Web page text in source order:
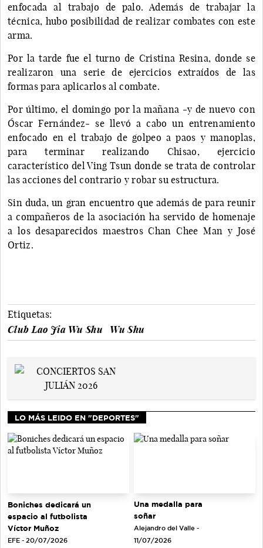
enfocada al trabajo de palo. Además de trabajar la
técnica, hubo posibilidad de realizar combates con este
arma.
Por la tarde fue el turno de Cristina Resina, donde se
realizaron una serie de ejercicios extraídos de las
formas para aplicarlos al combate.
Por último, el domingo por la mañana -y de nuevo con
Óscar Fernández- se llevó a cabo un entrenamiento
enfocado en el trabajo de golpeo a paos y manoplas,
para terminar realizando Chisao, ejercicio
característico del Ving Tsun donde se trata de controlar
las acciones del contrario y robar su estructura.
Sin duda, un gran encuentro que además de para reunir
a compañeros de la asociación ha servido de homenaje
a los desaparecidos maestros Chan Chee Man y José
Ortiz.
Etiquetas:
Club Lao Jia Wu Shu
Wu Shu
LO MÁS LEIDO EN "DEPORTES"
Boniches dedicará un
espacio al futbolista
Víctor Muñoz
EFE - 20/07/2026
Una medalla para
soñar
Alejandro del Valle -
11/07/2026